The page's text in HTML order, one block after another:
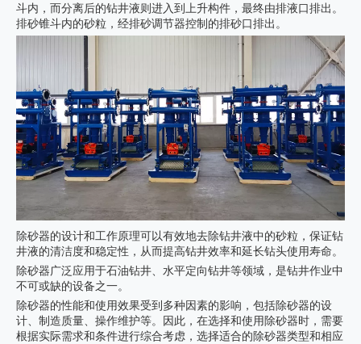
斗内，而分离后的钻井液则进入到上升构件，最终由排液口排出。
排砂锥斗内的砂粒，经排砂调节器控制的排砂口排出。
除砂器的设计和工作原理可以有效地去除钻井液中的砂粒，保证钻
井液的清洁度和稳定性，从而提高钻井效率和延长钻头使用寿命。
除砂器广泛应用于石油钻井、水平定向钻井等领域，是钻井作业中
不可或缺的设备之一。
除砂器的性能和使用效果受到多种因素的影响，包括除砂器的设
计、制造质量、操作维护等。因此，在选择和使用除砂器时，需要
根据实际需求和条件进行综合考虑，选择适合的除砂器类型和相应